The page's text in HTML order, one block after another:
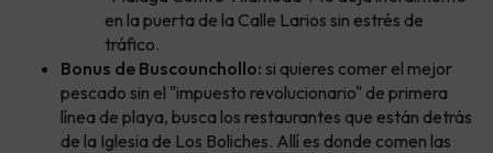
en la puerta de la Calle Larios sin estrés de
tráfico.
Bonus de Buscounchollo: si quieres comer el mejor
pescado sin el "impuesto revolucionario" de primera
línea de playa, busca los restaurantes que están detrás
de la Iglesia de Los Boliches. Allí es donde comen las